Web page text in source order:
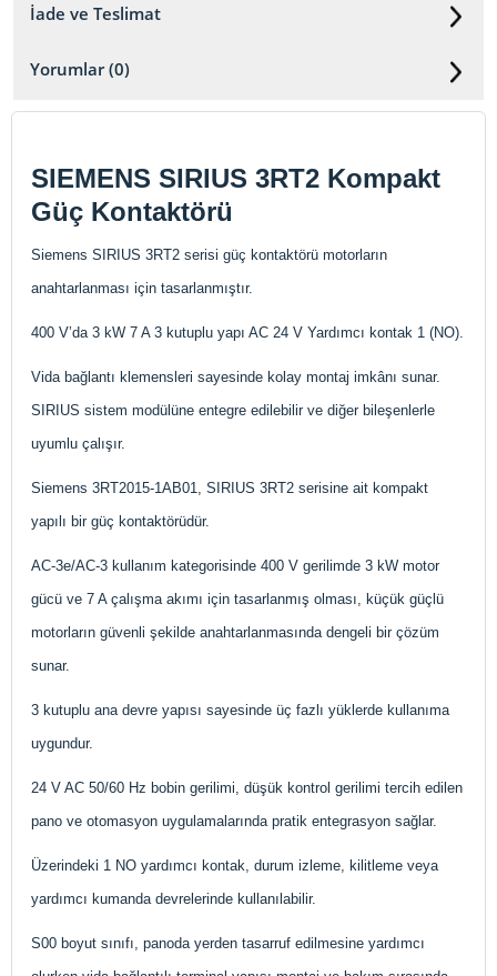
İade ve Teslimat
Yorumlar (0)
SIEMENS SIRIUS 3RT2 Kompakt
Güç Kontaktörü
Siemens SIRIUS 3RT2 serisi güç kontaktörü motorların
anahtarlanması için tasarlanmıştır.
400 V’da 3 kW 7 A 3 kutuplu yapı AC 24 V Yardımcı kontak 1 (NO).
Vida bağlantı klemensleri sayesinde kolay montaj imkânı sunar.
SIRIUS sistem modülüne entegre edilebilir ve diğer bileşenlerle
uyumlu çalışır.
Siemens 3RT2015-1AB01, SIRIUS 3RT2 serisine ait kompakt
yapılı bir güç kontaktörüdür.
AC-3e/AC-3 kullanım kategorisinde 400 V gerilimde 3 kW motor
gücü ve 7 A çalışma akımı için tasarlanmış olması, küçük güçlü
motorların güvenli şekilde anahtarlanmasında dengeli bir çözüm
sunar.
3 kutuplu ana devre yapısı sayesinde üç fazlı yüklerde kullanıma
uygundur.
24 V AC 50/60 Hz bobin gerilimi, düşük kontrol gerilimi tercih edilen
pano ve otomasyon uygulamalarında pratik entegrasyon sağlar.
Üzerindeki 1 NO yardımcı kontak, durum izleme, kilitleme veya
yardımcı kumanda devrelerinde kullanılabilir.
S00 boyut sınıfı, panoda yerden tasarruf edilmesine yardımcı